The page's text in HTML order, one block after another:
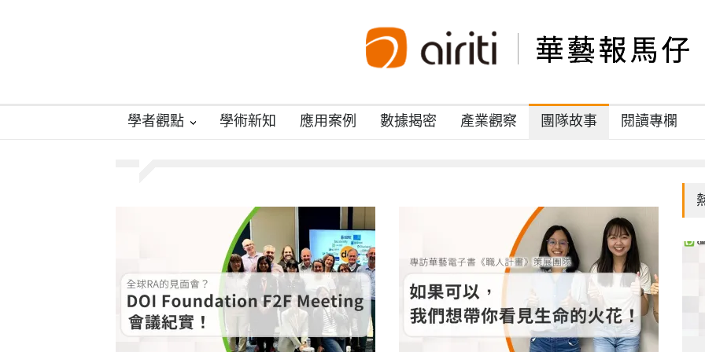
學者觀點 學術新知 應用案例 數據揭密 產業觀察 團隊故事 閱讀專欄